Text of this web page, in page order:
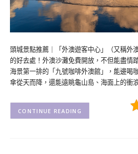
頭城景點推薦｜「外澳遊客中心」（又稱外
的好去處！外澳沙灘免費開放，不但能盡情
海景第一排的「九號咖啡外澳館」，能邊喝
傘從天而降，還能遠眺龜山島、海面上的衝
CONTINUE READING